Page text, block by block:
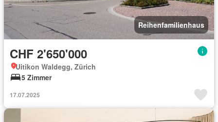
Reihenfamilienhaus
CHF 2'650'000
Uitikon Waldegg, Zürich
5 Zimmer
17.07.2025